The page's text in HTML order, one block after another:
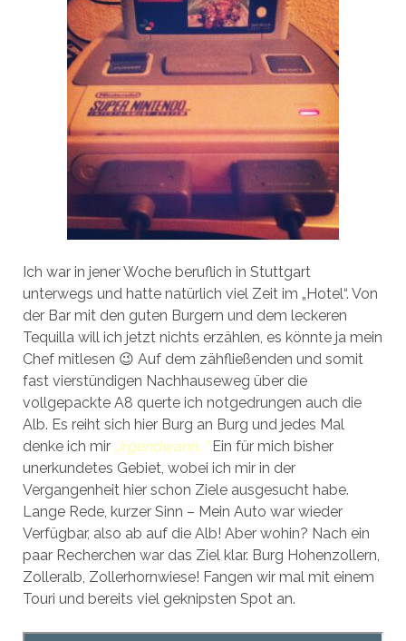
Ich war in jener Woche beruflich in Stuttgart
unterwegs und hatte natürlich viel Zeit im „Hotel“. Von
der Bar mit den guten Burgern und dem leckeren
Tequilla will ich jetzt nichts erzählen, es könnte ja mein
Chef mitlesen 😉 Auf dem zähfließenden und somit
fast vierstündigen Nachhauseweg über die
vollgepackte A8 querte ich notgedrungen auch die
Alb. Es reiht sich hier Burg an Burg und jedes Mal
denke ich mir „irgendwann…“ Ein für mich bisher
unerkundetes Gebiet, wobei ich mir in der
Vergangenheit hier schon Ziele ausgesucht habe.
Lange Rede, kurzer Sinn – Mein Auto war wieder
Verfügbar, also ab auf die Alb! Aber wohin? Nach ein
paar Recherchen war das Ziel klar. Burg Hohenzollern,
Zolleralb, Zollerhornwiese! Fangen wir mal mit einem
Touri und bereits viel geknipsten Spot an.